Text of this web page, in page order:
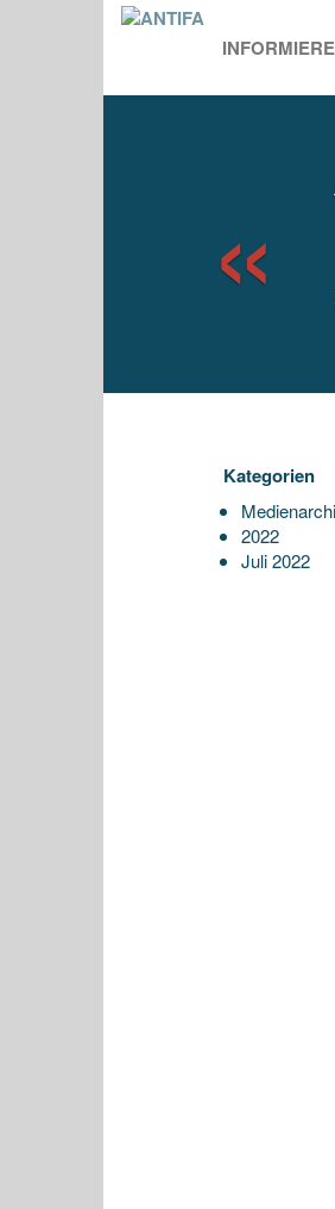
Kategorien
2022
Juli 2022